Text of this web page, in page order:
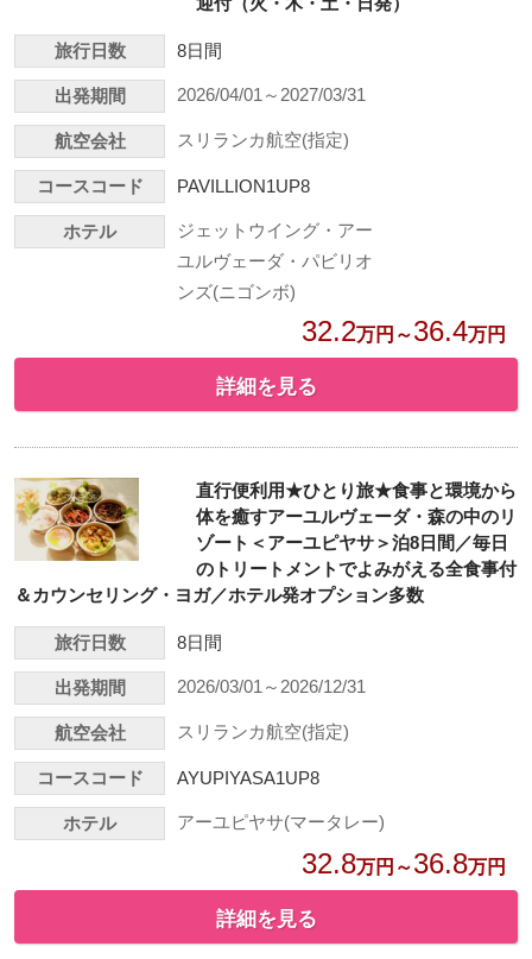
旅行日数 8日間
出発期間 2026/04/01～2027/03/31
航空会社 スリランカ航空(指定)
コースコード PAVILLION1UP8
ホテル
ジェットウイング・アー
ユルヴェーダ・パビリオ
ンズ(ニゴンボ)
32.2万円～36.4万円
詳細を見る
直行便利用★ひとり旅★食事と環境から
体を癒すアーユルヴェーダ・森の中のリ
ゾート＜アーユピヤサ＞泊8日間／毎日
のトリートメントでよみがえる全食事付
＆カウンセリング・ヨガ／ホテル発オプション多数
旅行日数 8日間
出発期間 2026/03/01～2026/12/31
航空会社 スリランカ航空(指定)
コースコード AYUPIYASA1UP8
ホテル アーユピヤサ(マータレー)
32.8万円～36.8万円
詳細を見る